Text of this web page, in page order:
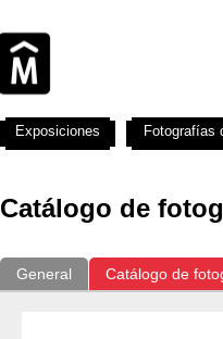
Catálogo de
General Catálogo de
Exposiciones Fotografías